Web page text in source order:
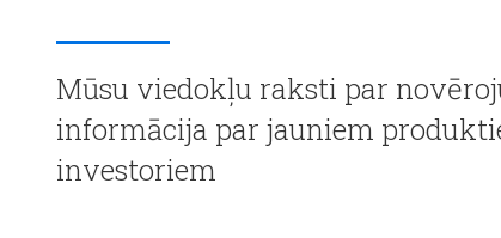
Mūsu viedokļu raksti par
informācija par jauniem
investoriem